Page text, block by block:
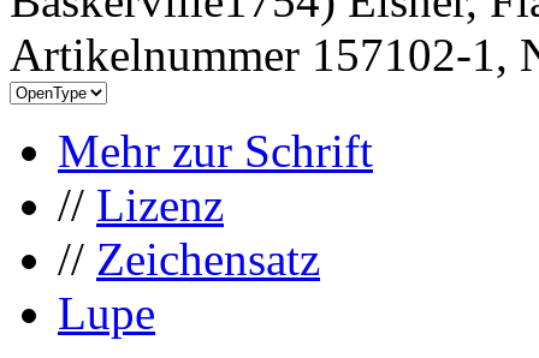
Artikelnummer 157102-1,
Mehr zur Schrift
// Lizenz
// Zeichensatz
Lupe